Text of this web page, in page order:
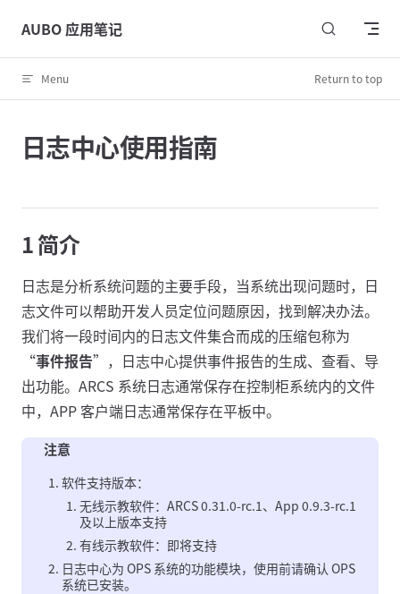
Skip to content
AUBO 应用笔记
Menu Return to top
日志中心使用指南
1 简介
日志是分析系统问题的主要手段，当系统出现问题时，日
志文件可以帮助开发人员定位问题原因，找到解决办法。
我们将一段时间内的日志文件集合而成的压缩包称为
“事件报告”，日志中心提供事件报告的生成、查看、导
出功能。ARCS 系统日志通常保存在控制柜系统内的文件
中，APP 客户端日志通常保存在平板中。
注意
软件支持版本：
无线示教软件：ARCS 0.31.0-rc.1、App 0.9.3-rc.1
及以上版本支持
有线示教软件：即将支持
日志中心为 OPS 系统的功能模块，使用前请确认 OPS
系统已安装。